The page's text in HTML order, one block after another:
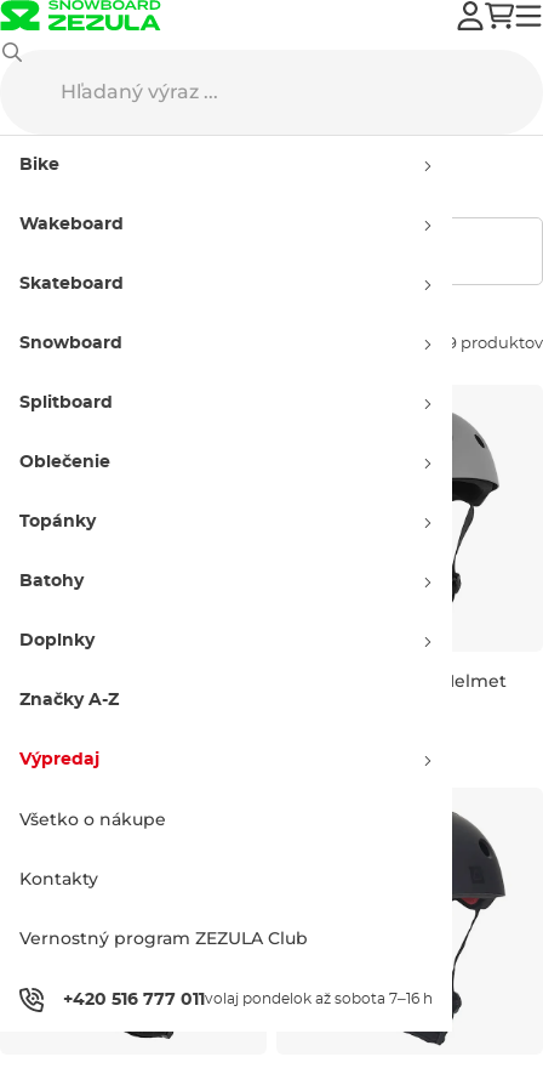
Bike
Wakeboard
Skateboard
Snowboard
Splitboard
Oblečenie
Topánky
Batohy
Doplnky
Značky A-Z
Výpredaj
Všetko o nákupe
Kontakty
Vernostný program ZEZULA Club
+420 516 777 011 volaj pondelok až sobota 7–16 h
Pánske prilby na wake
Zoradiť podľa: 19 produktov
olive
Follow Safety First Helmet